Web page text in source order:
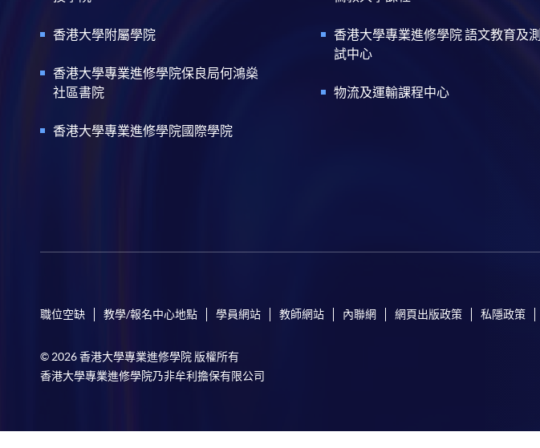
香港大學附屬學院
香港大學專業進修學院保良局何鴻燊
社區書院
香港大學專業進修學院國際學院
香港大學專業進修學院 語文教育及測
試中心
物流及運輸課程中心
職位空缺 教學/報名中心地點 學員網站 教師網站 內聯網 網頁出版政策 私隱政策
© 2026 香港大學專業進修學院 版權所有
香港大學專業進修學院乃非牟利擔保有限公司